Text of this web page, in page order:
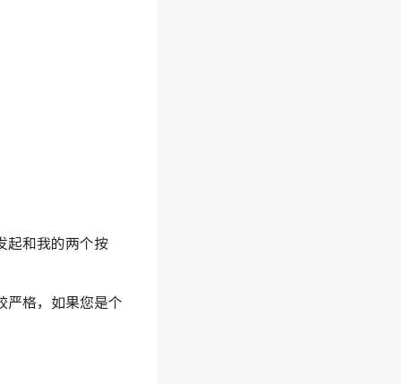
起和我的两个按
严格，如果您是个